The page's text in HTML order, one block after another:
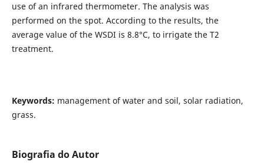
use of an infrared thermometer. The analysis was
performed on the spot. According to the results, the
average value of the WSDI is 8.8°C, to irrigate the T2
treatment.
Keywords: management of water and soil, solar radiation,
grass.
Biografia do Autor